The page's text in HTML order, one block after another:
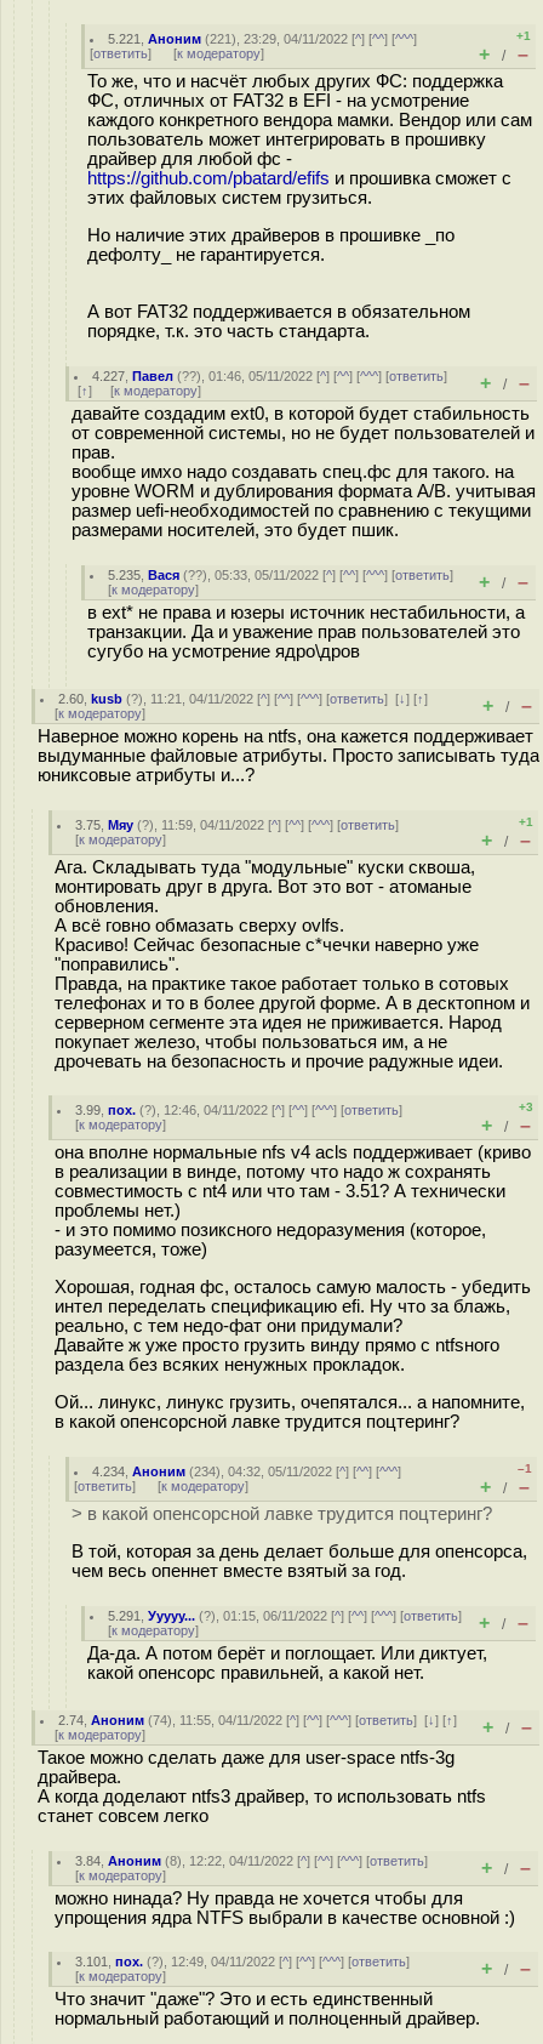
5.221 ,Аноним (221), 23:29, 04/11/2022 [^] [^^] [^^^]
[ответить] [к модератору]
+1
+ / –
То же, что и насчёт любых других ФС: поддержка
ФС, отличных от FAT32 в EFI - на усмотрение
каждого конкретного вендора мамки. Вендор или сам
пользователь может интегрировать в прошивку
драйвер для любой фс -
https://github.com/pbatard/efifs и прошивка сможет с
этих файловых систем грузиться.
Но наличие этих драйверов в прошивке _по
дефолту_ не гарантируется.
А вот FAT32 поддерживается в обязательном
порядке, т.к. это часть стандарта.
4.227 ,Павел (??), 01:46, 05/11/2022 [^] [^^] [^^^] [ответить]
[↑] [к модератору] + / –
давайте создадим ext0, в которой будет стабильность
от современной системы, но не будет пользователей и
прав.
вообще имхо надо создавать спец.фс для такого. на
уровне WORM и дублирования формата A/B. учитывая
размер uefi-необходимостей по сравнению с текущими
размерами носителей, это будет пшик.
5.235 ,Вася (??), 05:33, 05/11/2022 [^] [^^] [^^^] [ответить]
[к модератору] + / –
в ext* не права и юзеры источник нестабильности, а
транзакции. Да и уважение прав пользователей это
сугубо на усмотрение ядро\дров
2.60 ,kusb (?), 11:21, 04/11/2022 [^] [^^] [^^^] [ответить][↓] [↑]
[к модератору] + / –
Наверное можно корень на ntfs, она кажется поддерживает
выдуманные файловые атрибуты. Просто записывать туда
юниксовые атрибуты и...?
3.75 ,Мяу (?), 11:59, 04/11/2022 [^] [^^] [^^^] [ответить]
[к модератору]
+1
+ / –
Ага. Складывать туда "модульные" куски сквоша,
монтировать друг в друга. Вот это вот - атоманые
обновления.
А всё говно обмазать сверху ovlfs.
Красиво! Сейчас безопасные с*чечки наверно уже
"поправились".
Правда, на практике такое работает только в сотовых
телефонах и то в более другой форме. А в десктопном и
серверном сегменте эта идея не приживается. Народ
покупает железо, чтобы пользоваться им, а не
дрочевать на безопасность и прочие радужные идеи.
3.99 ,пох. (?), 12:46, 04/11/2022 [^] [^^] [^^^] [ответить]
[к модератору]
+3
+ / –
она вполне нормальные nfs v4 acls поддерживает (криво
в реализации в винде, потому что надо ж сохранять
совместимость с nt4 или что там - 3.51? А технически
проблемы нет.)
- и это помимо позиксного недоразумения (которое,
разумеется, тоже)
Хорошая, годная фс, осталось самую малость - убедить
интел переделать спецификацию efi. Ну что за блажь,
реально, с тем недо-фат они придумали?
Давайте ж уже просто грузить винду прямо с ntfsного
раздела без всяких ненужных прокладок.
Ой... линукс, линукс грузить, очепятался... а напомните,
в какой опенсорсной лавке трудится поцтеринг?
4.234 ,Аноним (234), 04:32, 05/11/2022 [^] [^^] [^^^]
[ответить] [к модератору]
–1
+ / –
> в какой опенсорсной лавке трудится поцтеринг?
В той, которая за день делает больше для опенсорса,
чем весь опеннет вместе взятый за год.
5.291 ,Ууууу... (?), 01:15, 06/11/2022 [^] [^^] [^^^] [ответить]
[к модератору] + / –
Да-да. А потом берёт и поглощает. Или диктует,
какой опенсорс правильней, а какой нет.
2.74 ,Аноним (74), 11:55, 04/11/2022 [^] [^^] [^^^] [ответить][↓] [↑]
[к модератору] + / –
Такое можно сделать даже для user-space ntfs-3g
драйвера.
А когда доделают ntfs3 драйвер, то использовать ntfs
станет совсем легко
3.84 ,Аноним (8), 12:22, 04/11/2022 [^] [^^] [^^^] [ответить]
[к модератору] + / –
можно нинада? Ну правда не хочется чтобы для
упрощения ядра NTFS выбрали в качестве основной :)
3.101 ,пох. (?), 12:49, 04/11/2022 [^] [^^] [^^^] [ответить]
[к модератору] + / –
Что значит "даже"? Это и есть единственный
нормальный работающий и полноценный драйвер.